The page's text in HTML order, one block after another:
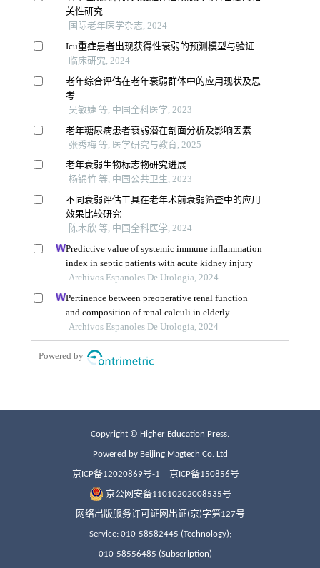
Copyright © Higher Education Press.
Powered by Beijing Magtech Co. Ltd
京ICP备12020869号-1 京ICP备150856号
京公网安备11010202008535号
网络出版服务许可证网出证(京)字第127号
Service: 010-58582445 (Technology);
010-58556485 (Subscription)